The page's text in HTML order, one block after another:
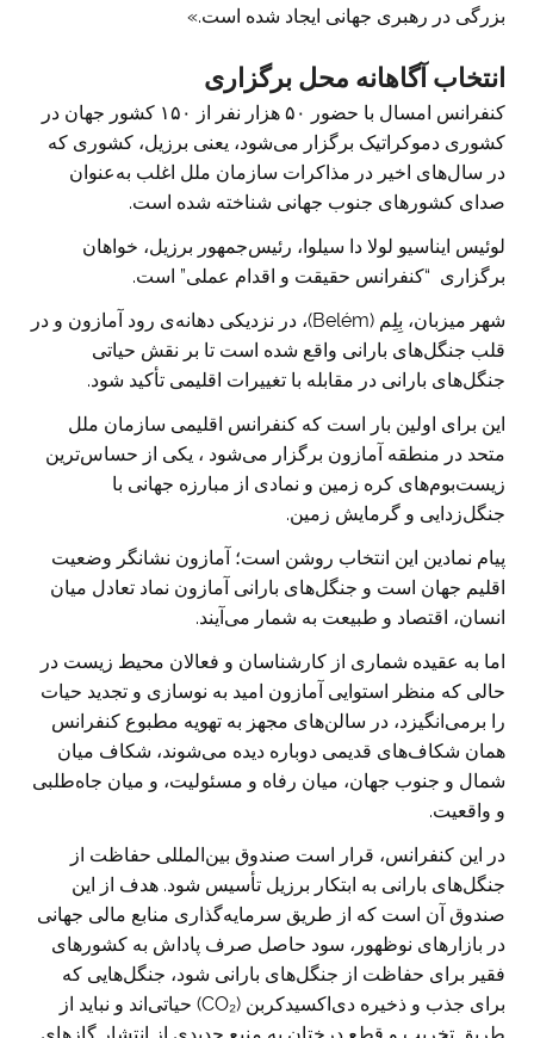
بزرگی در رهبری جهانی ایجاد شده است.»
انتخاب آگاهانه محل برگزاری
کنفرانس امسال با حضور ۵۰ هزار نفر از ۱۵۰ کشور جهان در
کشوری دموکراتیک برگزار می‌شود، یعنی برزیل، کشوری که
در سال‌های اخیر در مذاکرات سازمان ملل اغلب به‌عنوان
صدای کشورهای جنوب جهانی شناخته شده است.
لوئیس ایناسیو لولا دا سیلوا، رئیس‌جمهور برزیل، خواهان
برگزاری “کنفرانس حقیقت و اقدام عملی” است.
شهر میزبان، بِلِم (Belém)، در نزدیکی دهانه‌ی رود آمازون و در
قلب جنگل‌های بارانی واقع شده است تا بر نقش حیاتی
جنگل‌های بارانی در مقابله با تغییرات اقلیمی تأکید شود.
این برای اولین بار است که کنفرانس اقلیمی سازمان ملل
متحد در منطقه آمازون برگزار می‌شود ، یکی از حساس‌ترین
زیست‌بوم‌های کره زمین و نمادی از مبارزه جهانی با
جنگل‌زدایی و گرمایش زمین.
پیام نمادین این انتخاب روشن است؛ آمازون نشانگر وضعیت
اقلیم جهان است و جنگل‌های بارانی آمازون نماد تعادل میان
انسان، اقتصاد و طبیعت به شمار می‌آیند.
اما به عقیده شماری از کارشناسان و فعالان محیط زیست در
حالی که منظر استوایی آمازون امید به نوسازی و تجدید حیات
را برمی‌انگیزد، در سالن‌های مجهز به تهویه مطبوع کنفرانس
همان شکاف‌های قدیمی دوباره دیده می‌شوند، شکاف میان
شمال و جنوب جهان، میان رفاه و مسئولیت، و میان جاه‌طلبی
و واقعیت.
در این کنفرانس، قرار است صندوق بین‌المللی حفاظت از
جنگل‌های بارانی به ابتکار برزیل تأسیس شود. هدف از این
صندوق آن است که از طریق سرمایه‌گذاری منابع مالی جهانی
در بازارهای نوظهور، سود حاصل صرف پاداش به کشورهای
فقیر برای حفاظت از جنگل‌های بارانی شود، جنگل‌هایی که
برای جذب و ذخیره دی‌اکسیدکربن (CO₂) حیاتی‌اند و نباید از